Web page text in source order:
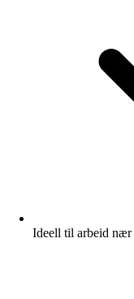
Ideell til arbeid nær